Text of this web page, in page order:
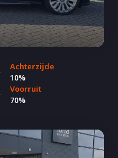
Achterzijde
10%
Voorruit
70%